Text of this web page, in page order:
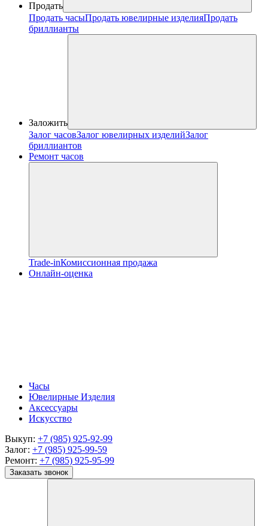
Продать
Продать часыПродать ювелирные изделияПродать
бриллианты
Заложить
Залог часовЗалог ювелирных изделийЗалог
бриллиантов
Ремонт часов
Trade-inКомиссионная продажа
Онлайн-оценка
Часы
Ювелирные Изделия
Аксессуары
Искусство
Выкуп: +7 (985) 925-92-99
Залог: +7 (985) 925-99-59
Ремонт: +7 (985) 925-95-99
Заказать звонок